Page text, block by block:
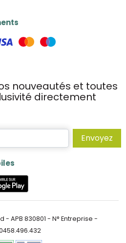
nouveautés et toutes
directement
Envoyez
- APB 830801 - N° Entreprise -